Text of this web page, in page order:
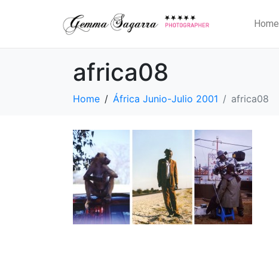
Home
africa08
Home África Junio-Julio 2001 africa08